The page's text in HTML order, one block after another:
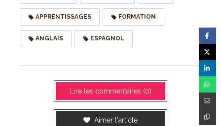
APPRENTISSAGES FORMATION
ANGLAIS ESPAGNOL
Lire les commentaires (0)
Aimer l'article